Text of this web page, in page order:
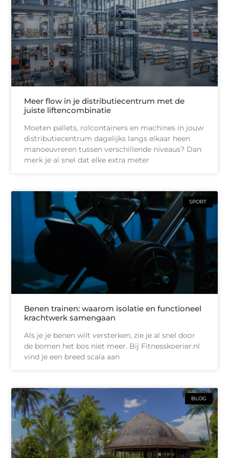
Meer flow in je distributiecentrum met de
juiste liftencombinatie
Moeten pallets, rolcontainers en machines in jouw
distributiecentrum dagelijks langs elkaar heen
manoeuvreren tussen verschillende niveaus? Dan
merk je al snel dat elke extra meter
SPORT
Benen trainen: waarom isolatie en functioneel
krachtwerk samengaan
Als je je benen wilt versterken, zie je al snel door
de bomen het bos niet meer. Bij Fitnesskoerier.nl
vind je een breed scala aan
BLOG